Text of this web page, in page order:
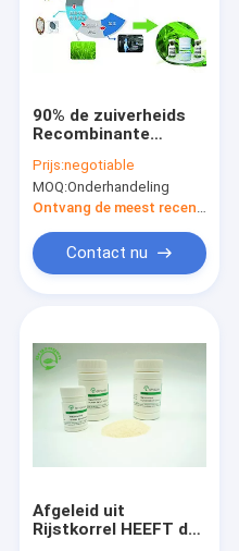
90% de zuiverheids
Recombinante
Technische
Oplossingen
verstrekken om
te drukken
Prijs:negotiable
MOQ:Onderhandeling
Contact nu
Afgeleid uit
Rijstkorrel HEEFT de